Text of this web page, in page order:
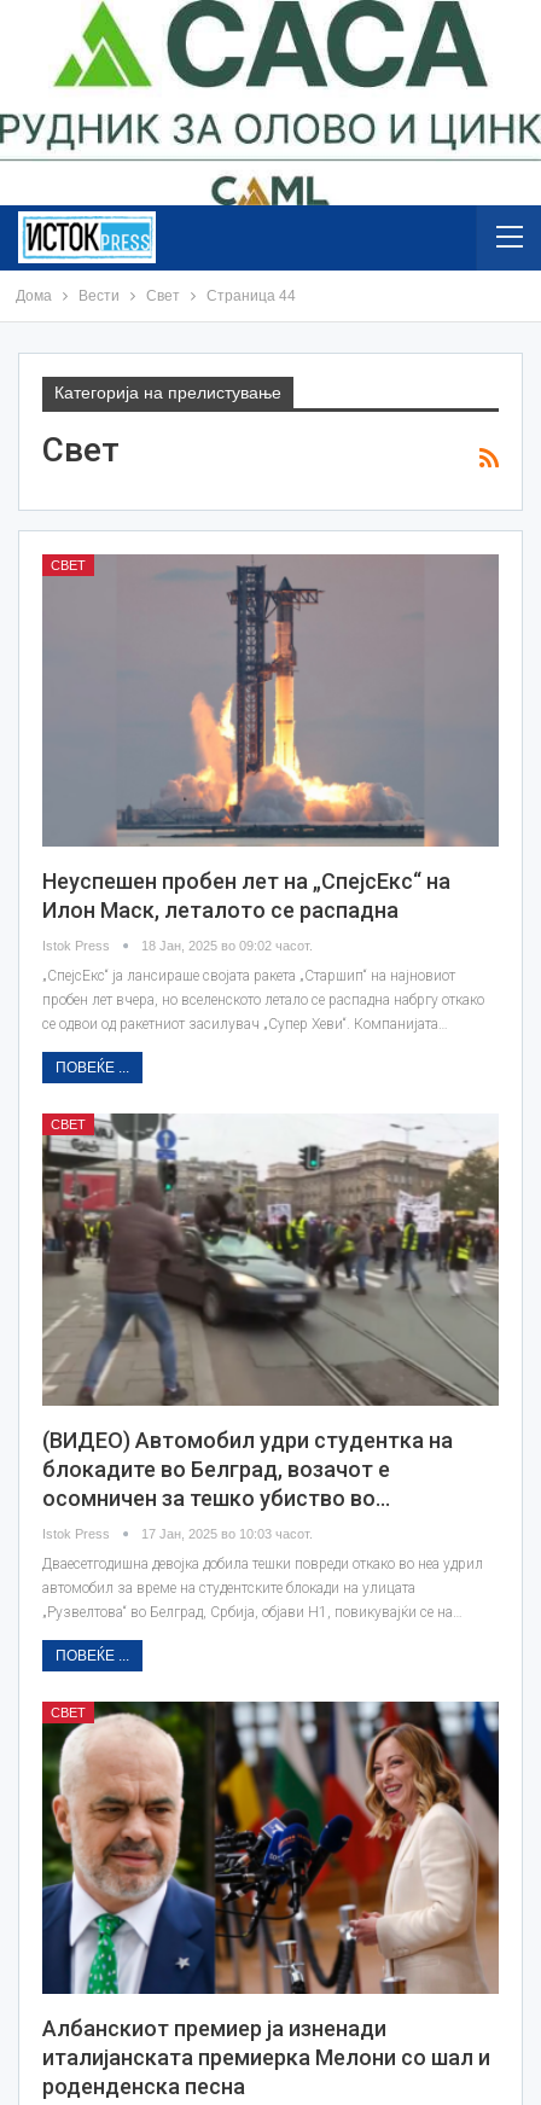
Дома Вести Свет Страница 44
Категорија на прелистување
Свет
СВЕТ
Неуспешен пробен лет на „СпејсЕкс“ на
Илон Маск, леталото се распадна
Istok Press 18 Јан, 2025 во 09:02 часот.
„СпејсEкс“ ја лансираше својата ракета „Старшип“ на најновиот
пробен лет вчера, но вселенското летало се распадна набргу откако
се одвои од ракетниот засилувач „Супер Хеви“. Компанијата…
ПОВЕЌЕ ...
СВЕТ
(ВИДЕО) Автомобил удри студентка на
блокадите во Белград, возачот е
осомничен за тешко убиство во…
Istok Press 17 Јан, 2025 во 10:03 часот.
Дваесетгодишна девојка добила тешки повреди откако во неа удрил
автомобил за време на студентските блокади на улицата
„Рузвелтова“ во Белград, Србија, објави Н1, повикувајќи се на…
ПОВЕЌЕ ...
СВЕТ
Албанскиот премиер ја изненади
италијанската премиерка Мелони со шал и
роденденска песна